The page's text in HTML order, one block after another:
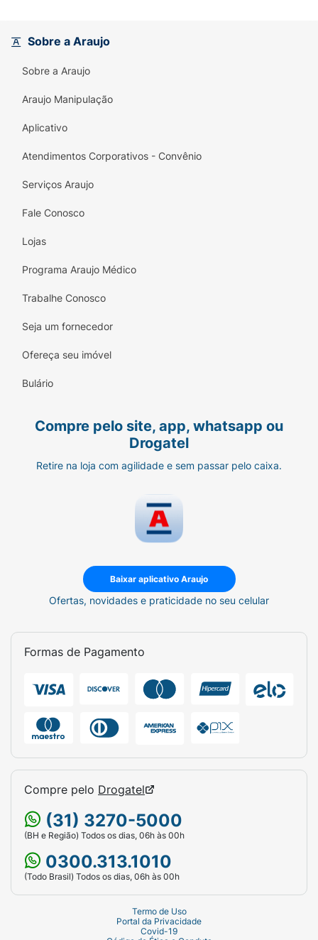
Sobre a Araujo
Sobre a Araujo
Araujo Manipulação
Aplicativo
Atendimentos Corporativos - Convênio
Serviços Araujo
Fale Conosco
Lojas
Programa Araujo Médico
Trabalhe Conosco
Seja um fornecedor
Ofereça seu imóvel
Bulário
Compre pelo site, app, whatsapp ou
Drogatel
Retire na loja com agilidade e sem passar pelo caixa.
Baixar aplicativo Araujo
Ofertas, novidades e praticidade no seu celular
Formas de Pagamento
Compre pelo Drogatel
(31) 3270-5000
(BH e Região) Todos os dias, 06h às 00h
0300.313.1010
(Todo Brasil) Todos os dias, 06h às 00h
Termo de Uso
Portal da Privacidade
Covid-19